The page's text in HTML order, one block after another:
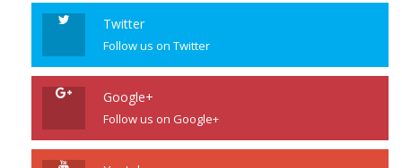
Twitter
Follow us on Twitter
Google+
Follow us on Google+